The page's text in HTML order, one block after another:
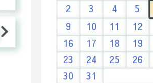
2
3 4 5
9
10 11 12
16
17 18 19
23
24 25 26
30
31